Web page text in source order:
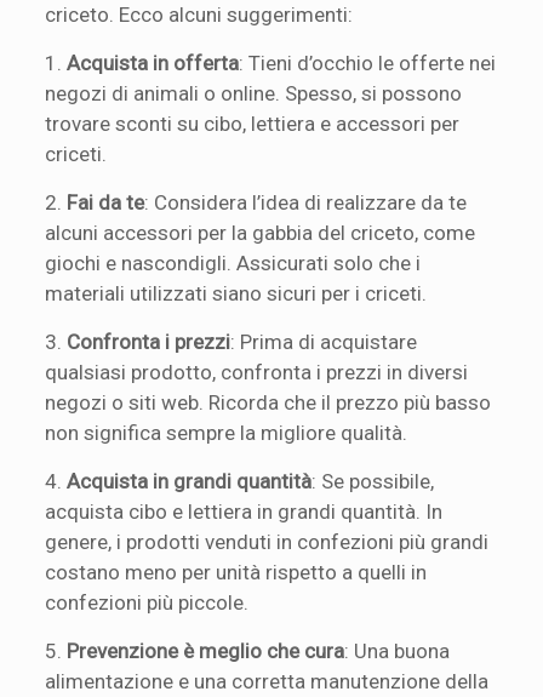
criceto. Ecco alcuni suggerimenti:
1.Acquista in offerta: Tieni d’occhio le offerte nei
negozi di animali o online. Spesso, si possono
trovare sconti su cibo, lettiera e accessori per
criceti.
2. Fai da te: Considera l’idea di realizzare da te
alcuni accessori per la gabbia del criceto, come
giochi e nascondigli. Assicurati solo che i
materiali utilizzati siano sicuri per i criceti.
3. Confronta i prezzi: Prima di acquistare
qualsiasi prodotto, confronta i prezzi in diversi
negozi o siti web. Ricorda che il prezzo più basso
non significa sempre la migliore qualità.
4.Acquista in grandi quantità: Se possibile,
acquista cibo e lettiera in grandi quantità. In
genere, i prodotti venduti in confezioni più grandi
costano meno per unità rispetto a quelli in
confezioni più piccole.
5. Prevenzione è meglio che cura: Una buona
alimentazione e una corretta manutenzione della